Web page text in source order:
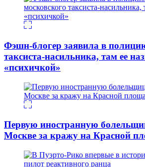
Фэшн-блогер заявила в
таксиста-насильника, там ее
«психичкой»
Первую иностранную
Москве за кражу на Красной